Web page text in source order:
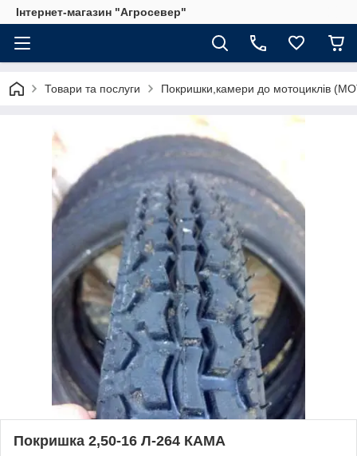
Інтернет-магазин "Агросевер"
Товари та послуги Покришки,камери до мотоциклів
Покришка 2,50-16 Л-264 КАМА